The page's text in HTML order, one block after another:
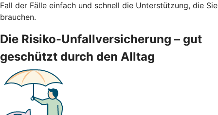
Fall der Fälle einfach und schnell die Unterstützung, die Sie
brauchen.
Die Risiko-Unfallversicherung – gut
geschützt durch den Alltag